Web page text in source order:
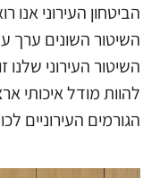
הביטחון העירוני אנו
השיטור השונים ערך
השיטור העירוני
להוות מודל איכותי
הגורמים העירוניים